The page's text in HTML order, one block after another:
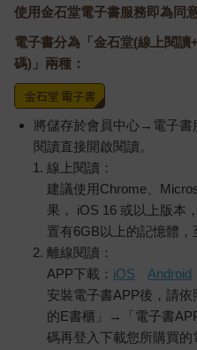
使用金石堂電子書服務即為同
電子書分為「金石堂(線上閱
碼)」兩種：
將儲存於會員中心→電子書
閱讀直接開啟閱讀。
線上閱讀：
建議使用Chrome、
果， iOS 16 或以上版本
置有6GB以上的記憶體，
離線閱讀：
APP下載： iOS
Android
安裝電子書APP後，請
的E書櫃」→「電子書
碼再登入下載您所購買的